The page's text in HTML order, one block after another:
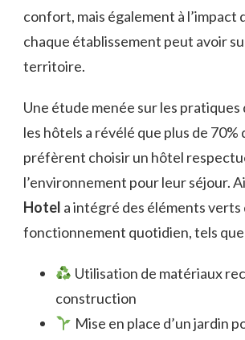
confort, mais également à l’impact
chaque établissement peut avoir
territoire.
Une étude menée sur les pratiques
les hôtels a révélé que plus de 70%
préfèrent choisir un hôtel
l’environnement pour leur séjour.
Hotel a intégré des éléments verts
fonctionnement quotidien, tels que
Utilisation de matériaux
construction
Mise en place d’un jardin